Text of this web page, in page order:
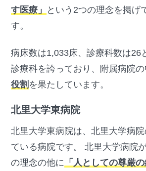
す医療」
という2つの理念を掲げ
す。
病床数は1,033床、診療科数は26
診療科を誇っており、附属病院の
役割 を果たしています。
北里大学東病院
北里大学東病院は、北里大学病
ている病院です。 北里大学病院
の理念の他に 「人としての尊厳